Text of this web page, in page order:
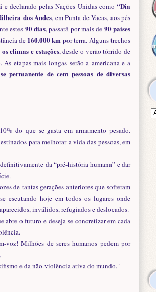
e declarado pelas Nações Unidas como“Dia
dos Andes, em Punta de Vacas, aos pés
estes 90 dias, passará por mais de 90 países
de 160.000 km por terra. Alguns trechos
climas e estações, desde o verão tórrido de
etapas mais longas serão a americana e a
permanente de cem pessoas de diversas
do que se gasta em armamento pesado.
para melhorar a vida das pessoas, em
da “pré-história humana” e dar
de tantas gerações anteriores que sofreram
escutando hoje em todos os lugares onde
inválidos, refugiados e deslocados.
abre o futuro e deseja se concretizar em cada
voz! Milhões de seres humanos pedem por
e da não-violência ativa do mundo."